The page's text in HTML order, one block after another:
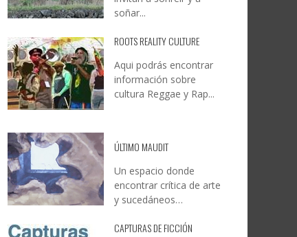
soñar...
ROOTS REALITY CULTURE
Aqui podrás encontrar
información sobre
cultura Reggae y Rap...
ÚLTIMO MAUDIT
Un espacio donde
encontrar crítica de arte
y sucedáneos…
CAPTURAS DE FICCIÓN